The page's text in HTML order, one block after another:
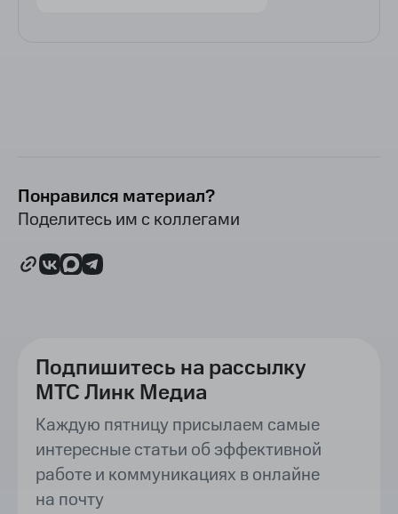
Понравился материал?
Поделитесь им с коллегами
Подпишитесь на рассылку
МТС Линк Медиа
Каждую пятницу присылаем самые
интересные статьи об эффективной
работе и коммуникациях в онлайне
на почту